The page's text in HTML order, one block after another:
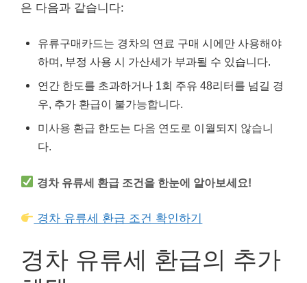
은 다음과 같습니다:
유류구매카드는 경차의 연료 구매 시에만 사용해야
하며, 부정 사용 시 가산세가 부과될 수 있습니다.
연간 한도를 초과하거나 1회 주유 48리터를 넘길 경
우, 추가 환급이 불가능합니다.
미사용 환급 한도는 다음 연도로 이월되지 않습니
다.
경차 유류세 환급 조건을 한눈에 알아보세요!
경차 유류세 환급 조건 확인하기
경차 유류세 환급의 추가